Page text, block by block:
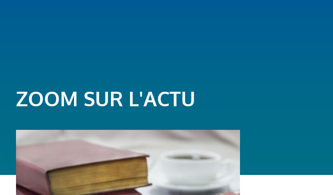
ZOOM SUR L'ACTU